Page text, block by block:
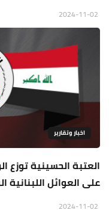
اخبار وتقارير
العتبة الحسينية توزع
على العوائل